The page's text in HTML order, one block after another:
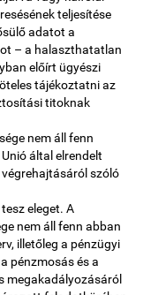
teljesítése
adatot a
– a halaszthatatlan
előírt ügyészi
tájékoztatni az
titoknak
nem áll fenn
által elrendelt
szóló
eleget. A
nem áll fenn abban
illetőleg a pénzügyi
pénzmosás és a
megakadályozásáról